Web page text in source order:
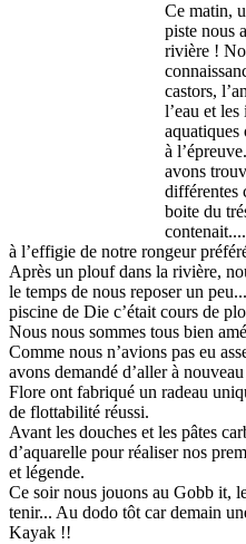
Ce matin,
piste nous
rivière !
castors,
l’eau et les
aquatiques
à
avons
différentes
boite du
à l’effigie de notre rongeur
Après un plouf dans la rivière,
le temps de nous reposer un
piscine de Die c’était cours de
Nous nous sommes tous bien
Comme nous n’avions pas eu
avons demandé d’aller à
Flore ont fabriqué un radeau
de flottabilité réussi.
Avant les douches et les pâtes
d’aquarelle pour réaliser nos
et légende.
Ce soir nous jouons au Gobb it,
tenir... Au dodo tôt car demain
Kayak !!